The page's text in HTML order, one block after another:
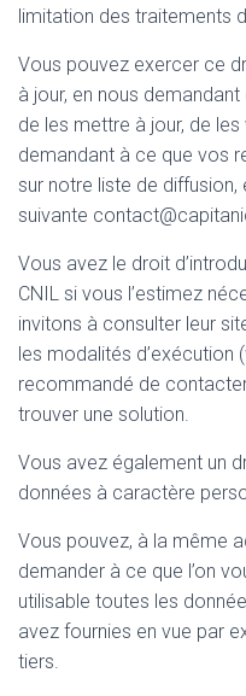
limitation des traitements
Vous pouvez exercer ce
à jour, en nous
de les mettre à jour, de
demandant à ce que vos
sur notre liste de diffusion,
suivante
Vous avez le droit
CNIL si vous l’estimez
invitons à consulter leur
les modalités d’exécution
recommandé de
trouver une solution.
Vous avez également un
données à caractère
Vous pouvez, à la même
demander à ce que l’on
utilisable toutes les
avez fournies en vue par
tiers.